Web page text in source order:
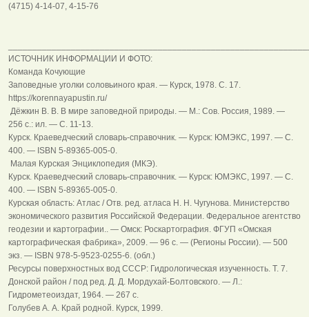
(4715) 4-14-07, 4-15-76
ИСТОЧНИК ИНФОРМАЦИИ И ФОТО:
Команда Кочующие
Заповедные уголки соловьиного края. — Курск, 1978. С. 17.
https://korennayapustin.ru/
Дёжкин В. В. В мире заповедной природы. — М.: Сов. Россия, 1989. —
256 с.: ил. — С. 11-13.
Курск. Краеведческий словарь-справочник. — Курск: ЮМЭКС, 1997. — С.
400. — ISBN 5-89365-005-0.
Малая Курская Энциклопедия (МКЭ).
Курск. Краеведческий словарь-справочник. — Курск: ЮМЭКС, 1997. — С.
400. — ISBN 5-89365-005-0.
Курская область: Атлас / Отв. ред. атласа Н. Н. Чугунова. Министерство
экономического развития Российской Федерации. Федеральное агентство
геодезии и картографии.. — Омск: Роскартография. ФГУП «Омская
картографическая фабрика», 2009. — 96 с. — (Регионы России). — 500
экз. — ISBN 978-5-9523-0255-6. (обл.)
Ресурсы поверхностных вод СССР: Гидрологическая изученность. Т. 7.
Донской район / под ред. Д. Д. Мордухай-Болтовского. — Л.:
Гидрометеоиздат, 1964. — 267 с.
Голубев А. А. Край родной. Курск, 1999.